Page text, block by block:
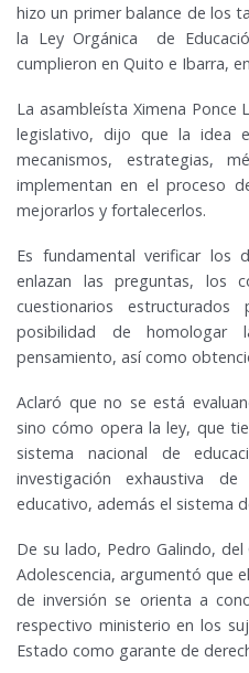
hizo un primer balance de los
la Ley Orgánica de
cumplieron en Quito e Ibarra,
La asambleísta Ximena
legislativo, dijo que la idea
mecanismos, estrategias,
implementan en el proceso
mejorarlos y fortalecerlos.
Es fundamental verificar los
enlazan las preguntas, los
cuestionarios
posibilidad de homologar
pensamiento, así como
Aclaró que no se está
sino cómo opera la ley, que
sistema nacional de
investigación exhaustiva
educativo, además el sistema
De su lado, Pedro Galindo,
Adolescencia, argumentó que
de inversión se orienta a
respectivo ministerio en los
Estado como garante de